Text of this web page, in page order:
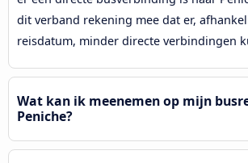
dit verband rekening mee dat er,
reisdatum, minder directe verbindingen
Wat kan ik meenemen op mijn
Peniche?